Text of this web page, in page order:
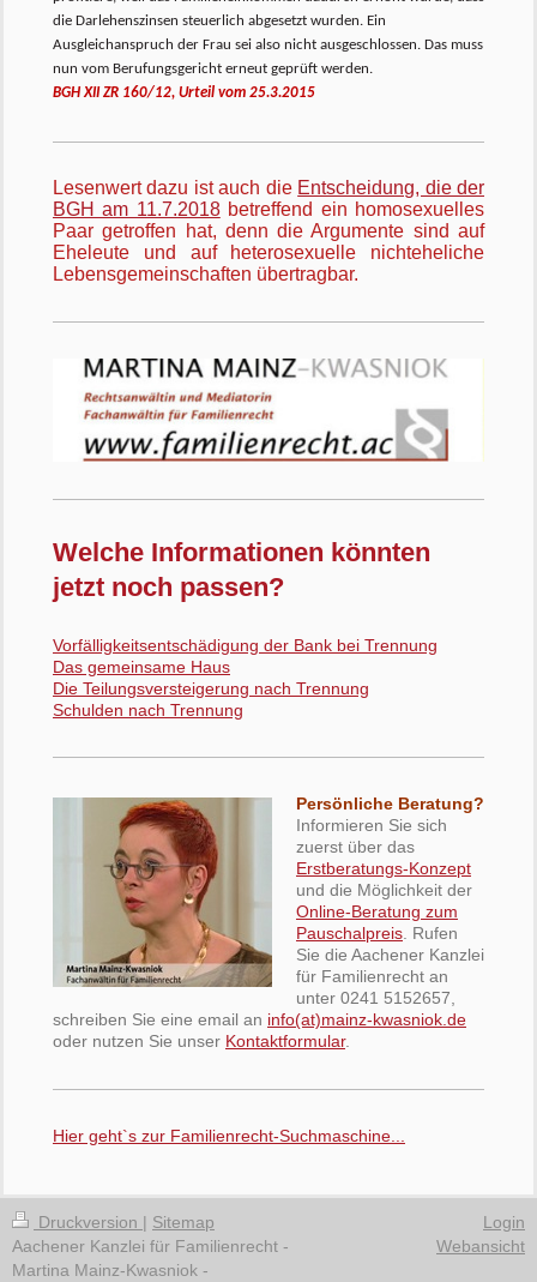
die Darlehenszinsen steuerlich abgesetzt wurden. Ein
Ausgleichanspruch der Frau sei also nicht ausgeschlossen. Das muss
nun vom Berufungsgericht erneut geprüft werden.
BGH XII ZR 160/12, Urteil vom 25.3.2015
Lesenwert dazu ist auch die Entscheidung, die der
BGH am 11.7.2018betreffend ein homosexuelles
Paar getroffen hat, denn die Argumente sind auf
Eheleute und auf heterosexuelle nichteheliche
Lebensgemeinschaften übertragbar.
Welche Informationen könnten
jetzt noch passen?
Vorfälligkeitsentschädigung der Bank bei Trennung
Das gemeinsame Haus
Die Teilungsversteigerung nach Trennung
Schulden nach Trennung
Persönliche Beratung?
Informieren Sie sich
zuerst über das
Erstberatungs-Konzept
und die Möglichkeit der
Online-Beratung zum
Pauschalpreis. Rufen
Sie die Aachener Kanzlei
für Familienrecht an
unter 0241 5152657,
schreiben Sie eine email an info(at)mainz-kwasniok.de
oder nutzen Sie unser Kontaktformular.
Hier geht`s zur Familienrecht-Suchmaschine...
Druckversion | Sitemap
Aachener Kanzlei für Familienrecht -
Martina Mainz-Kwasniok -
Login
Webansicht